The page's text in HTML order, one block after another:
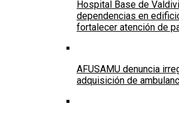
Hospital Base de
dependencias en
fortalecer atención de
AFUSAMU denuncia
adquisición de